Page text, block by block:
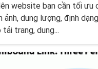
website bạn cần tối ưu
ảnh, dung lượng, định
trang, dung...